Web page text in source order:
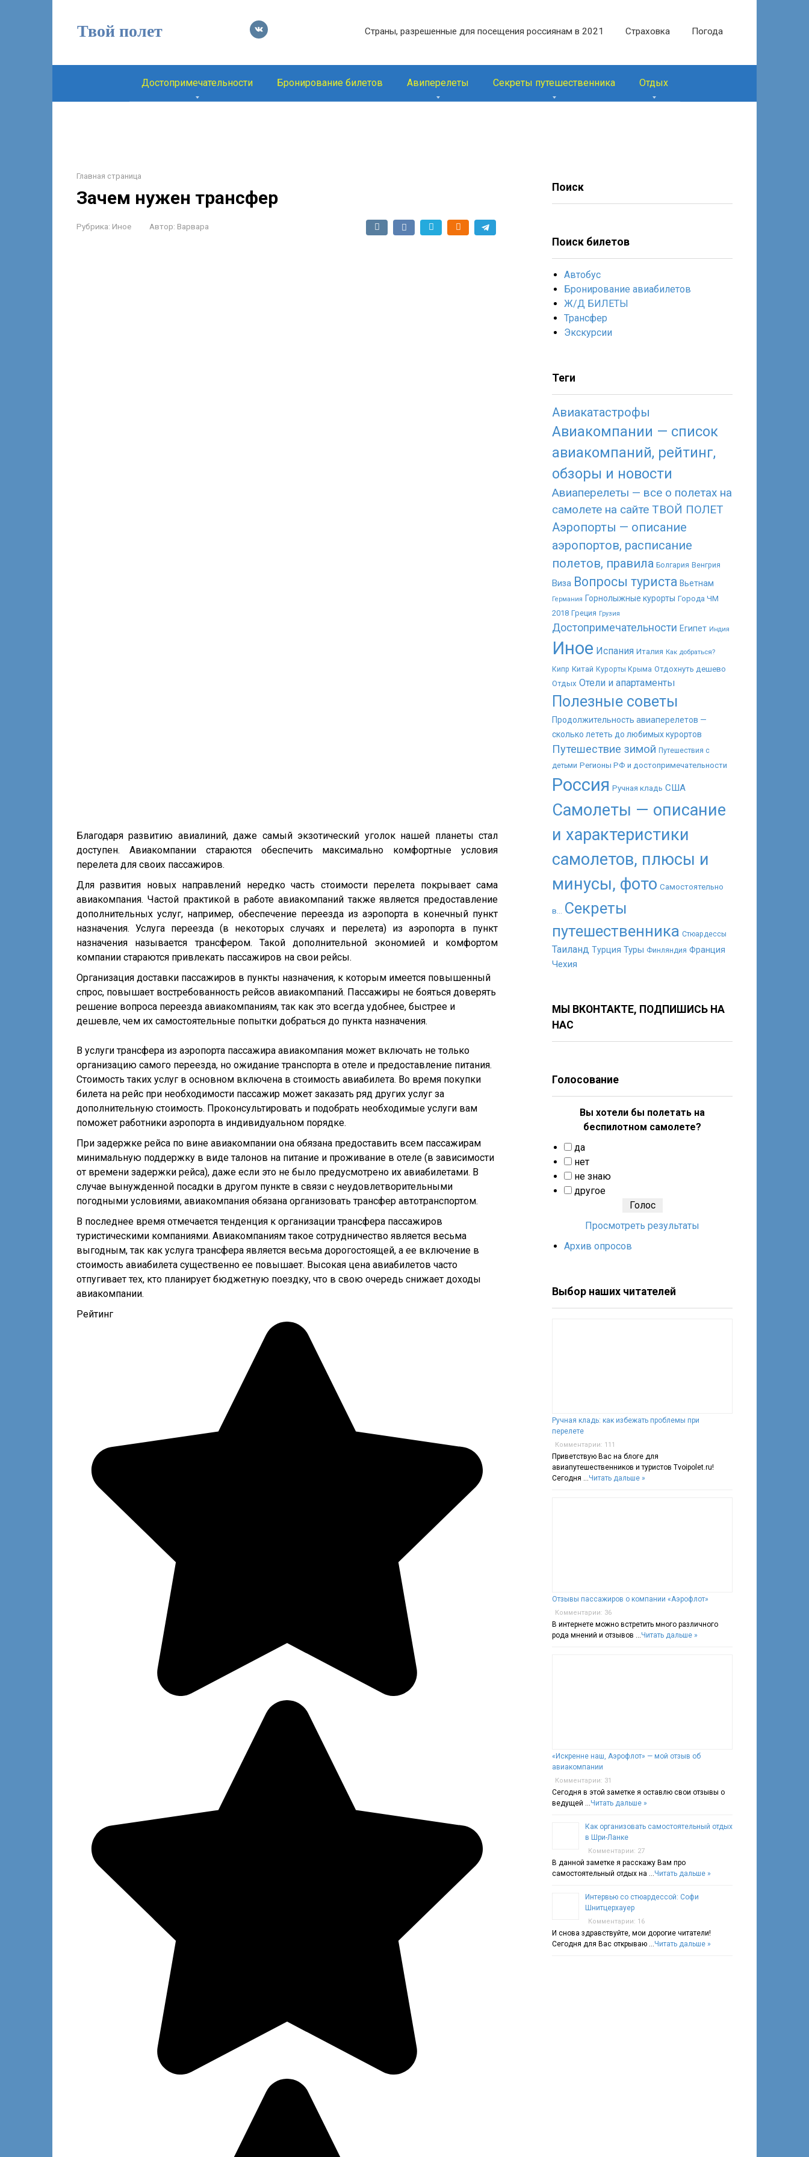
Твой полет Страны, разрешенные для посещения россиянам в 2021 Страховка Погода
Достопримечательности Бронирование билетов Авиперелеты Секреты путешественника Отдых
Главная страница
Зачем нужен трансфер
Рубрика: Иное Автор: Варвара
Благодаря развитию авиалиний, даже самый экзотический уголок нашей планеты стал
доступен. Авиакомпании стараются обеспечить максимально комфортные условия
перелета для своих пассажиров.
Для развития новых направлений нередко часть стоимости перелета покрывает сама
авиакомпания. Частой практикой в работе авиакомпаний также является предоставление
дополнительных услуг, например, обеспечение переезда из аэропорта в конечный пункт
назначения. Услуга переезда (в некоторых случаях и перелета) из аэропорта в пункт
назначения называется трансфером. Такой дополнительной экономией и комфортом
компании стараются привлекать пассажиров на свои рейсы.
Организация доставки пассажиров в пункты назначения, к которым имеется повышенный
спрос, повышает востребованность рейсов авиакомпаний. Пассажиры не бояться доверять
решение вопроса переезда авиакомпаниям, так как это всегда удобнее, быстрее и
дешевле, чем их самостоятельные попытки добраться до пункта назначения.
В услуги трансфера из аэропорта пассажира авиакомпания может включать не только
организацию самого переезда, но ожидание транспорта в отеле и предоставление питания.
Стоимость таких услуг в основном включена в стоимость авиабилета. Во время покупки
билета на рейс при необходимости пассажир может заказать ряд других услуг за
дополнительную стоимость. Проконсультировать и подобрать необходимые услуги вам
поможет работники аэропорта в индивидуальном порядке.
При задержке рейса по вине авиакомпании она обязана предоставить всем пассажирам
минимальную поддержку в виде талонов на питание и проживание в отеле (в зависимости
от времени задержки рейса), даже если это не было предусмотрено их авиабилетами. В
случае вынужденной посадки в другом пункте в связи с неудовлетворительными
погодными условиями, авиакомпания обязана организовать трансфер автотранспортом.
В последнее время отмечается тенденция к организации трансфера пассажиров
туристическими компаниями. Авиакомпаниям такое сотрудничество является весьма
выгодным, так как услуга трансфера является весьма дорогостоящей, а ее включение в
стоимость авиабилета существенно ее повышает. Высокая цена авиабилетов часто
отпугивает тех, кто планирует бюджетную поездку, что в свою очередь снижает доходы
авиакомпании.
Рейтинг
Поиск
Поиск билетов
Автобус
Бронирование авиабилетов
Ж/Д БИЛЕТЫ
Трансфер
Экскурсии
Теги
Авиакатастрофы
Авиакомпании — список
авиакомпаний, рейтинг,
обзоры и новости
Авиаперелеты — все о полетах на
самолете на сайте ТВОЙ ПОЛЕТ
Аэропорты — описание
аэропортов, расписание
полетов, правила Болгария Венгрия
Виза Вопросы туриста Вьетнам
Германия Горнолыжные курорты Города ЧМ
2018 Греция Грузия
Достопримечательности Египет Индия
Иное Испания Италия Как добраться?
Кипр Китай Курорты Крыма Отдохнуть дешево
Отдых Отели и апартаменты
Полезные советы
Продолжительность авиаперелетов —
сколько лететь до любимых курортов
Путешествие зимой Путешествия с
детьми Регионы РФ и достопримечательности
Россия Ручная кладь США
Самолеты — описание
и характеристики
самолетов, плюсы и
минусы, фото Самостоятельно
в... Секреты
путешественника Стюардессы
Таиланд Турция Туры Финляндия Франция
Чехия
МЫ ВКОНТАКТЕ, ПОДПИШИСЬ НА
НАС
Голосование
Вы хотели бы полетать на
беспилотном самолете?
да
нет
не знаю
другое
Просмотреть результаты
Архив опросов
Выбор наших читателей
Ручная кладь: как избежать проблемы при
перелете
Комментарии: 111
Приветствую Вас на блоге для
авиапутешественников и туристов Tvoipolet.ru!
Сегодня …Читать дальше »
Отзывы пассажиров о компании «Аэрофлот»
Комментарии: 36
В интернете можно встретить много различного
рода мнений и отзывов …Читать дальше »
«Искренне наш, Аэрофлот» — мой отзыв об
авиакомпании
Комментарии: 31
Сегодня в этой заметке я оставлю свои отзывы о
ведущей …Читать дальше »
Как организовать самостоятельный отдых
в Шри-Ланке
Комментарии: 27
В данной заметке я расскажу Вам про
самостоятельный отдых на …Читать дальше »
Интервью со стюардессой: Софи
Шнитцерхауер
Комментарии: 16
И снова здравствуйте, мои дорогие читатели!
Сегодня для Вас открываю …Читать дальше »